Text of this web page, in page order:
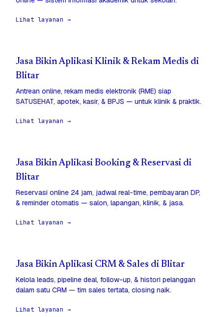
Lihat layanan →
Jasa Bikin Aplikasi Klinik & Rekam Medis di
Blitar
Antrean online, rekam medis elektronik (RME) siap
SATUSEHAT, apotek, kasir, & BPJS — untuk klinik & praktik.
Lihat layanan →
Jasa Bikin Aplikasi Booking & Reservasi di
Blitar
Reservasi online 24 jam, jadwal real-time, pembayaran DP,
& reminder otomatis — salon, lapangan, klinik, & jasa.
Lihat layanan →
Jasa Bikin Aplikasi CRM & Sales di Blitar
Kelola leads, pipeline deal, follow-up, & histori pelanggan
dalam satu CRM — tim sales tertata, closing naik.
Lihat layanan →